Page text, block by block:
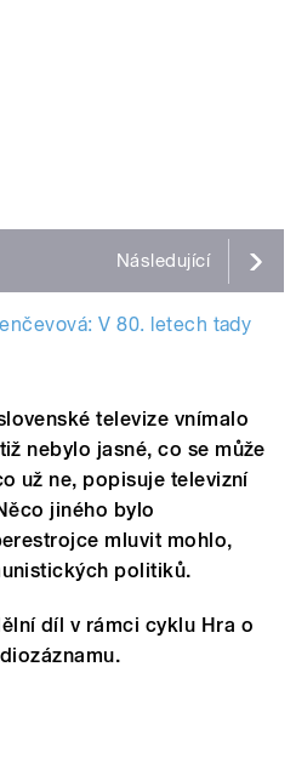
Následující
V 80. letech tady
televize vnímalo
nebylo jasné, co se může
už ne, popisuje televizní
jiného bylo
mluvit mohlo,
politiků.
díl v rámci cyklu Hra o